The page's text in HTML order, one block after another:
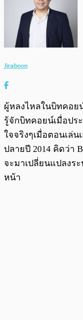
Jiraboon
ผู้หลงไหลในบิทคอย
รู้จักบิทคอยน์เมื่อปร
ใจจริงๆเมื่อตอนเล่น
ปลายปี 2014 คิดว่า
จะมาเปลี่ยนแปลงร
หน้า